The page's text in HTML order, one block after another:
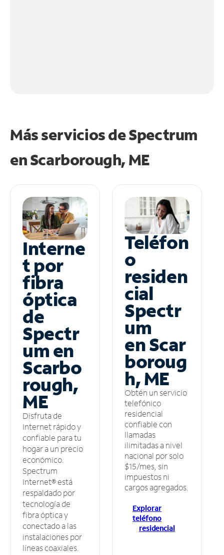
Más servicios de Spectrum
enScarborough, ME
Interne
t por
fibra
óptica
de
Spectr
um en
Scarbo
rough,
ME
Disfruta de
Internet rápido y
confiable para tu
hogar a un precio
económico.
Spectrum
Internet® está
respaldado por
tecnología de
fibra óptica y
conectado a las
instalaciones por
líneas coaxiales.
Teléfon
o
residen
cial
Spectr
um
en Scar
boroug
h, ME
Obtén un servicio
telefónico
residencial
confiable con
llamadas
ilimitadas a nivel
nacional por solo
$15/mes, sin
impuestos ni
cargos agregados.
Explorar
teléfono
residencial